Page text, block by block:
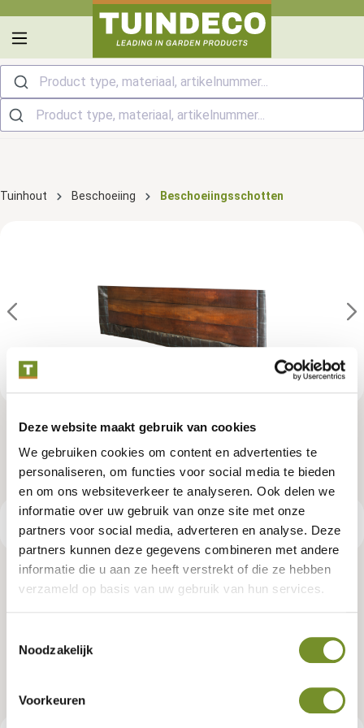
Deze website maakt gebruik van cookies
We gebruiken cookies om content en advertenties te
personaliseren, om functies voor social media te bieden
en om ons websiteverkeer te analyseren. Ook delen we
informatie over uw gebruik van onze site met onze
partners voor social media, adverteren en analyse. Deze
partners kunnen deze gegevens combineren met andere
informatie die u aan ze heeft verstrekt of die ze hebben
verzameld op basis van uw gebruik van hun services.
Noodzakelijk
Voorkeuren
Product type, materiaal, artikelnummer...
Tuinhout Beschoeiing Beschoeiingsschotten
Productspecificaties
Angelim vermelho hardhout
cm fijnbezaagd